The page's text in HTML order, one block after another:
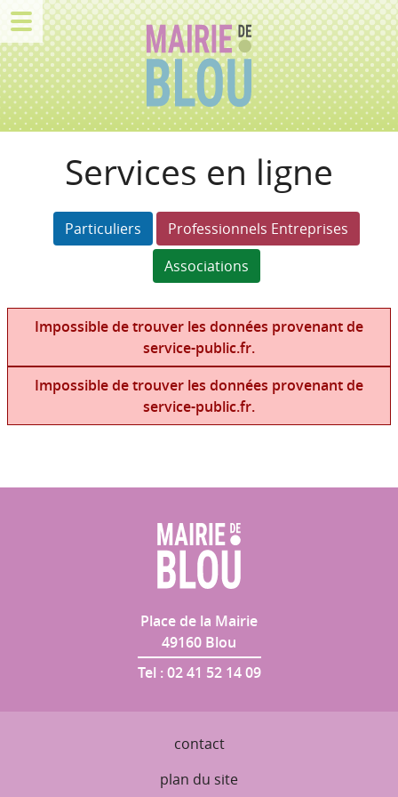
Services en ligne
Particuliers
Professionnels Entreprises
Associations
Impossible de trouver les données provenant de
service-public.fr.
Impossible de trouver les données provenant de
service-public.fr.
Place de la Mairie
49160 Blou
Tel : 02 41 52 14 09
contact
plan du site